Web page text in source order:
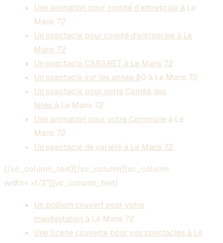
Une animation pour comité d’entreprise à Le
Mans 72
Un spectacle pour comité d’entreprise à Le
Mans 72
Un spectacle CABARET à Le Mans 72
Un spectacle sur les année 80 à Le Mans 72
Un spectacle pour votre Comité des
fêtes à Le Mans 72
Une animation pour votre Commune à Le
Mans 72
Un spectacle de variété à Le Mans 72
[/vc_column_text][/vc_column][vc_column
width= »1/2″][vc_column_text]
Un podium couvert pour votre
manifestation à Le Mans 72
Une Scène couverte pour vos spectacles à Le